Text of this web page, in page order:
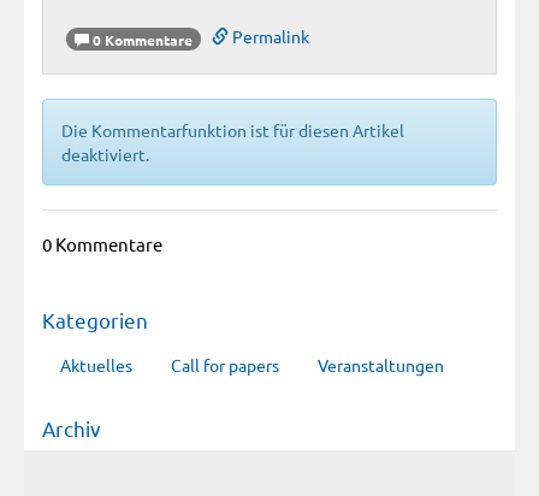
0 Kommentare Permalink
Die Kommentarfunktion ist für diesen Artikel
deaktiviert.
0 Kommentare
Kategorien
Aktuelles Call for papers Veranstaltungen
Archiv